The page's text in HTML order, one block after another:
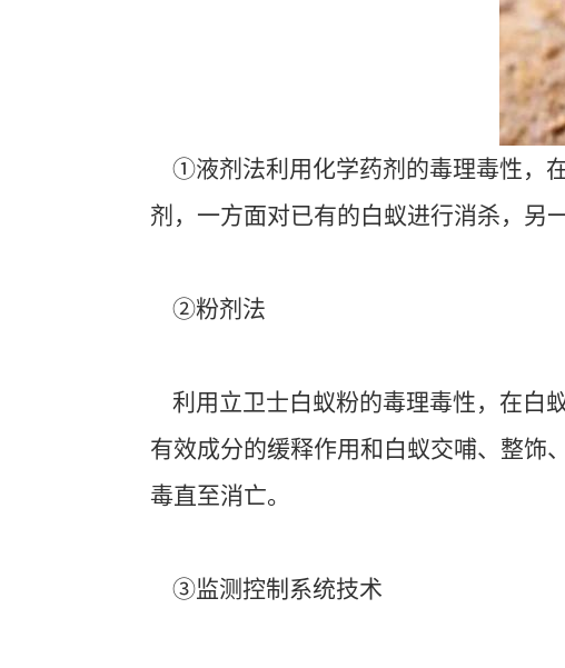
①液剂法利用化学药剂的毒理毒性，
剂，一方面对已有的白蚁进行消杀，另
②粉剂法
利用立卫士白蚁粉的毒理毒性，在白
有效成分的缓释作用和白蚁交哺、整饰
毒直至消亡。
③监测控制系统技术